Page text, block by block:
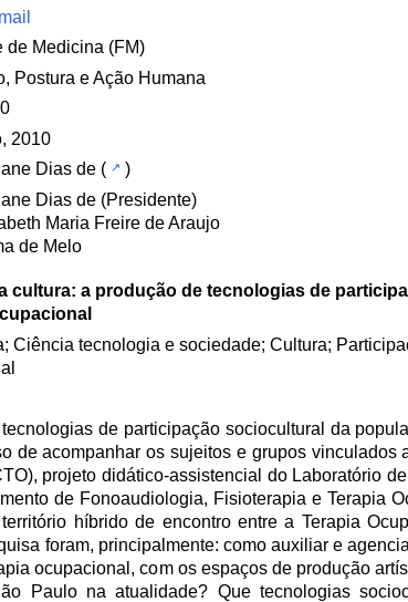
de Medicina (FM)
Postura e Ação Humana
2010
Dias de (
)
Dias de (Presidente)
Maria Freire de Araujo
de Melo
cultura: a produção de tecnologias de
Ciência tecnologia e sociedade; Cultura;
de participação sociocultural da
de acompanhar os sujeitos e grupos vinculados
projeto didático-assistencial do Laboratório
de Fonoaudiologia, Fisioterapia e Terapia
híbrido de encontro entre a Terapia
foram, principalmente: como auxiliar e
ocupacional, com os espaços de produção
Paulo na atualidade? Que tecnologias